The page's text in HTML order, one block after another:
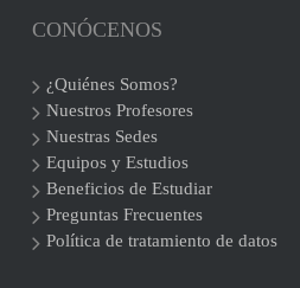
CONÓCENOS
¿Quiénes Somos?
Nuestros Profesores
Nuestras Sedes
Equipos y Estudios
Beneficios de Estudiar
Preguntas Frecuentes
Política de tratamiento de datos